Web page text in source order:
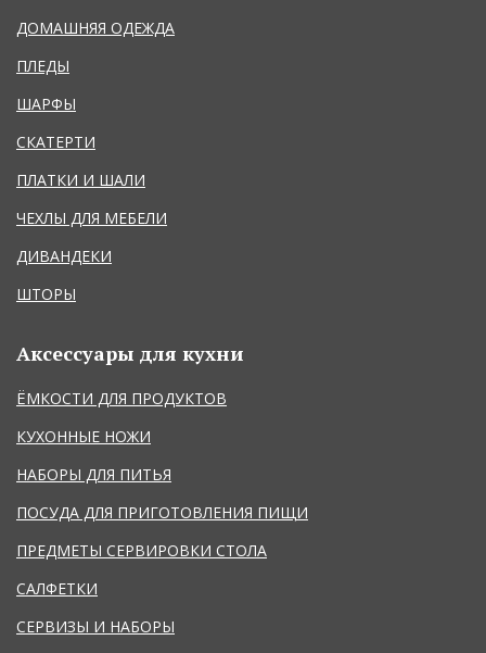
ДОМАШНЯЯ ОДЕЖДА
ПЛЕДЫ
ШАРФЫ
СКАТЕРТИ
ПЛАТКИ И ШАЛИ
ЧЕХЛЫ ДЛЯ МЕБЕЛИ
ДИВАНДЕКИ
ШТОРЫ
Аксессуары для кухни
ЁМКОСТИ ДЛЯ ПРОДУКТОВ
КУХОННЫЕ НОЖИ
НАБОРЫ ДЛЯ ПИТЬЯ
ПОСУДА ДЛЯ ПРИГОТОВЛЕНИЯ ПИЩИ
ПРЕДМЕТЫ СЕРВИРОВКИ СТОЛА
САЛФЕТКИ
СЕРВИЗЫ И НАБОРЫ